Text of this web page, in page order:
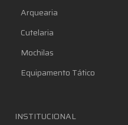
Arquearia
Cutelaria
Mochilas
Equipamento Tático
INSTITUCIONAL